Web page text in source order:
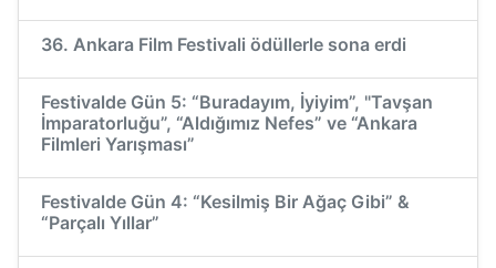
36. Ankara Film Festivali ödüllerle sona erdi
Festivalde Gün 5: “Buradayım, İyiyim”, "Tavşan
İmparatorluğu”, “Aldığımız Nefes” ve “Ankara
Filmleri Yarışması”
Festivalde Gün 4: “Kesilmiş Bir Ağaç Gibi” &
“Parçalı Yıllar”